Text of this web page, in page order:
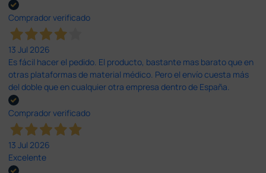
Comprador verificado
13 Jul 2026
Es fácil hacer el pedido. El producto, bastante mas barato que en
otras plataformas de material médico. Pero el envío cuesta más
del doble que en cualquier otra empresa dentro de España.
Comprador verificado
13 Jul 2026
Excelente